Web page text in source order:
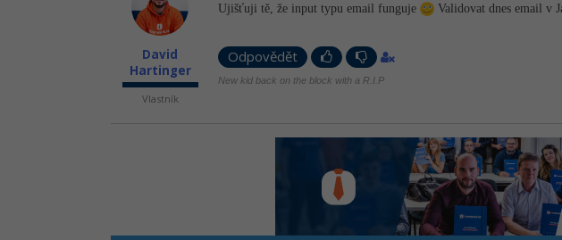
David
Hartinger
Vlastník
Ujišťuji tě, že input typu email funguje Validovat dnes email v
Odpovědět
New kid back on the block with a R.I.P